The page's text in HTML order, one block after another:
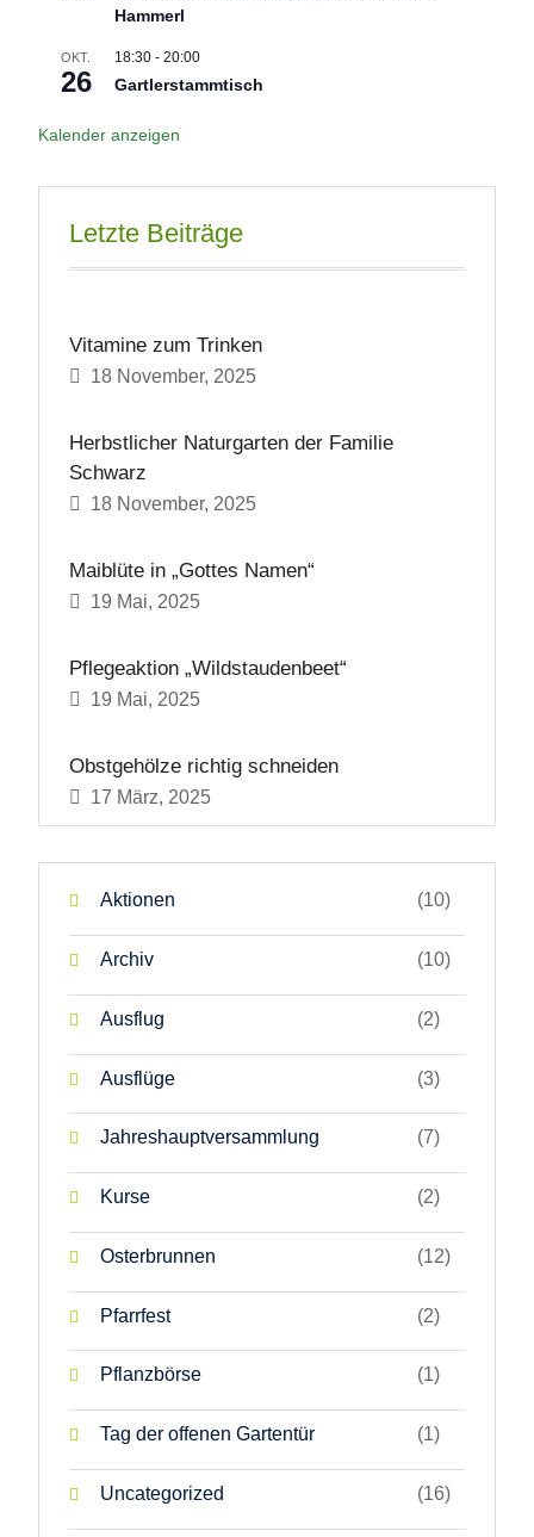
Hammerl
OKT.
26
18:30- 20:00
Gartlerstammtisch
Kalender anzeigen
Letzte Beiträge
Vitamine zum Trinken
18 November, 2025
Herbstlicher Naturgarten der Familie
Schwarz
18 November, 2025
Maiblüte in „Gottes Namen“
19 Mai, 2025
Pflegeaktion „Wildstaudenbeet“
19 Mai, 2025
Obstgehölze richtig schneiden
17 März, 2025
Aktionen (10)
Archiv (10)
Ausflug (2)
Ausflüge (3)
Jahreshauptversammlung (7)
Kurse (2)
Osterbrunnen (12)
Pfarrfest (2)
Pflanzbörse (1)
Tag der offenen Gartentür (1)
Uncategorized (16)